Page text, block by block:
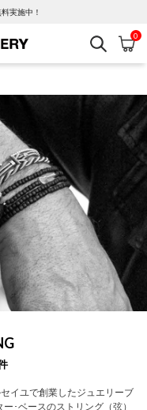
実施中！
Cuffs Gallery
検索 カ
0
イユで創業したジュエリーブ
･ベースのストリング（弦）